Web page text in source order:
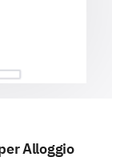
Alloggio